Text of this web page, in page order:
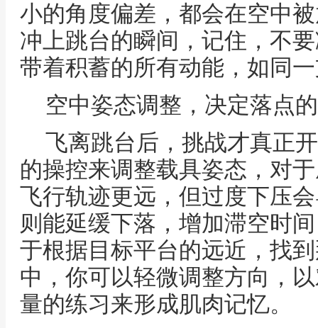
小的角度偏差，都会在空中
冲上跳台的瞬间，记住，不
带着积蓄的所有动能，如同
空中姿态调整，决定落点
飞离跳台后，挑战才真正
的操控来调整载具姿态，对
飞行轨迹更远，但过度下压
则能延缓下落，增加滞空时
于根据目标平台的远近，找
中，你可以轻微调整方向，
量的练习来形成肌肉记忆。